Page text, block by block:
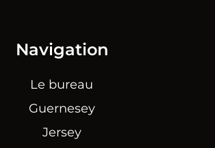
Navigation
Le bureau
Guernesey
Jersey